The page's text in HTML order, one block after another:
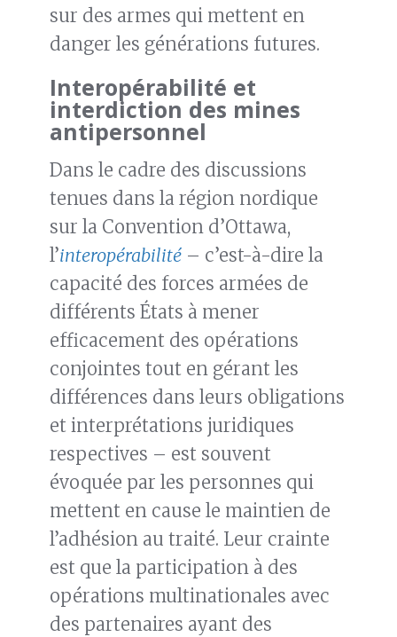
sur des armes qui mettent en
danger les générations futures.
Interopérabilité et
interdiction des mines
antipersonnel
Dans le cadre des discussions
tenues dans la région nordique
sur la Convention d’Ottawa,
l’interopérabilité – c’est-à-dire la
capacité des forces armées de
différents États à mener
efficacement des opérations
conjointes tout en gérant les
différences dans leurs obligations
et interprétations juridiques
respectives – est souvent
évoquée par les personnes qui
mettent en cause le maintien de
l’adhésion au traité. Leur crainte
est que la participation à des
opérations multinationales avec
des partenaires ayant des